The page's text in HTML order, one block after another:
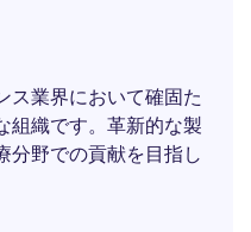
ス業界において確固た
組織です。革新的な製
分野での貢献を目指し